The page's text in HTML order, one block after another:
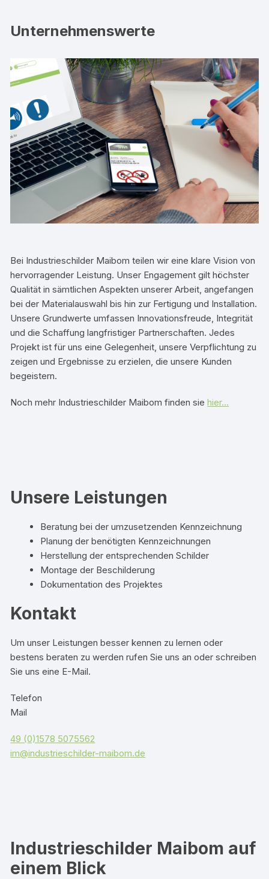
Unternehmenswerte
Bei Industrieschilder Maibom teilen wir eine klare Vision von
hervorragender Leistung. Unser Engagement gilt höchster
Qualität in sämtlichen Aspekten unserer Arbeit, angefangen
bei der Materialauswahl bis hin zur Fertigung und Installation.
Unsere Grundwerte umfassen Innovationsfreude, Integrität
und die Schaffung langfristiger Partnerschaften. Jedes
Projekt ist für uns eine Gelegenheit, unsere Verpflichtung zu
zeigen und Ergebnisse zu erzielen, die unsere Kunden
begeistern.
Noch mehr Industrieschilder Maibom finden siehier…
Unsere Leistungen​
Beratung bei der umzusetzenden Kennzeichnung
Planung der benötigten Kennzeichnungen
Herstellung der entsprechenden Schilder
Montage der Beschilderung
Dokumentation des Projektes
Kontakt
Um unser Leistungen besser kennen zu lernen oder
bestens beraten zu werden rufen Sie uns an oder schreiben
Sie uns eine E-Mail.
Telefon
Mail
49 (0)1578 5075562
im@industrieschilder-maibom.de
Industrieschilder Maibom auf
einem Blick